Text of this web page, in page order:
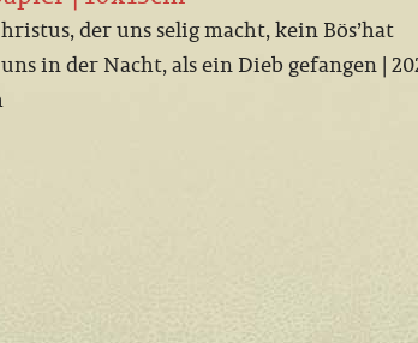
der uns selig macht, kein Bös’hat
in der Nacht, als ein Dieb gefangen |